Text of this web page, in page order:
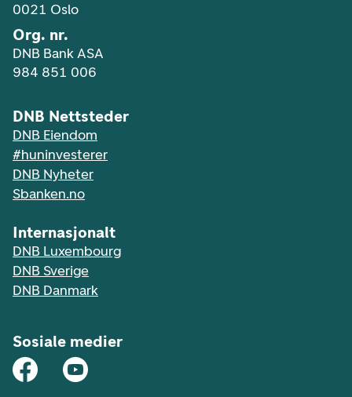
0021 Oslo
Org. nr.
DNB Bank ASA
984 851 006
DNB Nettsteder
DNB Eiendom
#huninvesterer
DNB Nyheter
Sbanken.no
Internasjonalt
DNB Luxembourg
DNB Sverige
DNB Danmark
Sosiale medier